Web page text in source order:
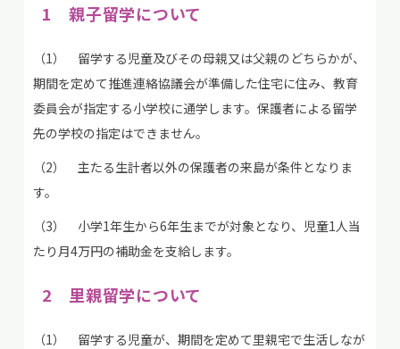
1 親子留学について
（1） 留学する児童及びその母親又は父親のどちらかが、
期間を定めて推進連絡協議会が準備した住宅に住み、教育
委員会が指定する小学校に通学します。保護者による留学
先の学校の指定はできません。
（2） 主たる生計者以外の保護者の来島が条件となりま
す。
（3） 小学1年生から6年生までが対象となり、児童1人当
たり月4万円の補助金を支給します。
2 里親留学について
（1） 留学する児童が、期間を定めて里親宅で生活しなが